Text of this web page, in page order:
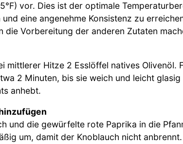
vor. Dies ist der optimale
eine angenehme Konsistenz zu
die Vorbereitung der anderen Zutaten
mittlerer Hitze 2 Esslöffel natives Olivenöl.
2 Minuten, bis sie weich und leicht
anhebt.
und die gewürfelte rote Paprika in die
um, damit der Knoblauch nicht